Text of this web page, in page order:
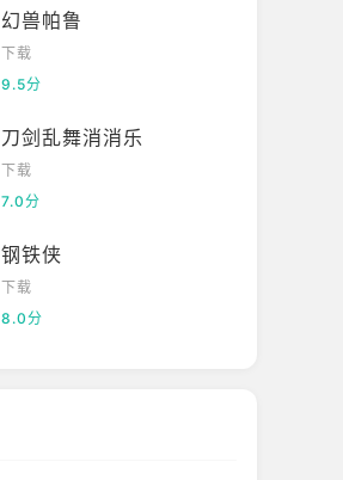
幻兽帕鲁
下载
9.5分
刀剑乱舞消消乐
下载
7.0分
钢铁侠
下载
8.0分